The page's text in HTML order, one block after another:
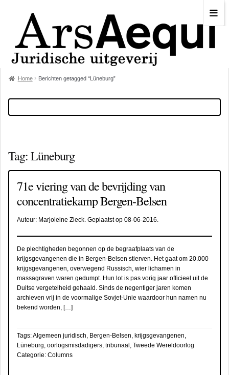
Home Berichten getagged “Lüneburg”
Tag:Lüneburg
71e viering van de bevrijding van
concentratiekamp Bergen-Belsen
Auteur: Marjoleine Zieck. Geplaatst op 08-06-2016.
De plechtigheden begonnen op de begraafplaats van de
krijgsgevangenen die in Bergen-Belsen stierven. Het gaat om 20.000
krijgsgevangenen, overwegend Russisch, wier lichamen in
massagraven waren gedumpt. Hun lot is pas vorig jaar officieel uit de
Duitse vergetelheid gehaald. Sinds de negentiger jaren komen
archieven vrij in de voormalige Sovjet-Unie waardoor hun namen nu
bekend worden, […]
Tags:Algemeen juridisch, Bergen-Belsen, krijgsgevangenen,
Lüneburg, oorlogsmisdadigers, tribunaal , Tweede Wereldoorlog
Categorie: Columns